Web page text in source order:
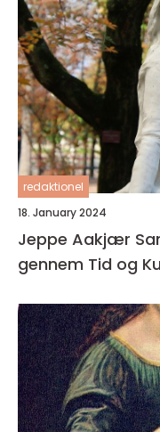
redaktionel
18. January 2024
Jeppe Aakjær
gennem Tid og